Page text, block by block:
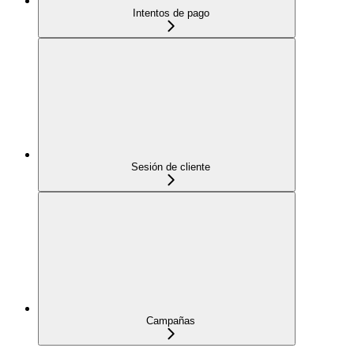
Intentos de pago
Sesión de cliente
Campañas